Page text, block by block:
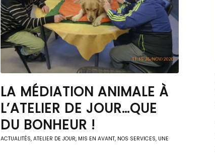
LA MÉDIATION ANIMALE À
L’ATELIER DE JOUR…QUE
DU BONHEUR !
ACTUALITÉS, ATELIER DE JOUR, MIS EN AVANT, NOS SERVICES, UNE